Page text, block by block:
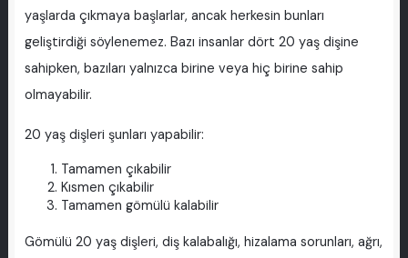
yaşlarda çıkmaya başlarlar, ancak herkesin bunları
geliştirdiği söylenemez. Bazı insanlar dört 20 yaş dişine
sahipken, bazıları yalnızca birine veya hiç birine sahip
olmayabilir.
20 yaş dişleri şunları yapabilir:
Tamamen çıkabilir
Kısmen çıkabilir
Tamamen gömülü kalabilir
Gömülü 20 yaş dişleri, diş kalabalığı, hizalama sorunları, ağrı,